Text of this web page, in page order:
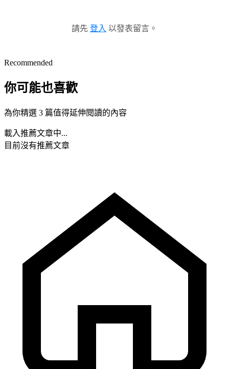
請先 登入 以發表留言。
Recommended
你可能也喜歡
為你精選 3 篇值得延伸閱讀的內容
載入推薦文章中...
目前沒有推薦文章